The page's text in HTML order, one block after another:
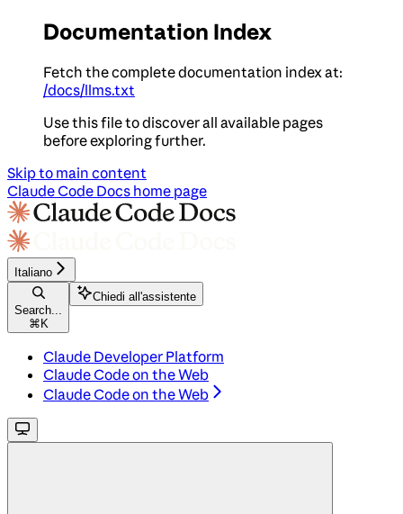
Documentation Index
Fetch the complete documentation index at:
/docs/llms.txt
Use this file to discover all available pages
before exploring further.
Skip to main content
Claude Code Docs home page
Italiano
Search...
⌘ K
Chiedi all'assistente
Claude Developer Platform
Claude Code on the Web
Claude Code on the Web